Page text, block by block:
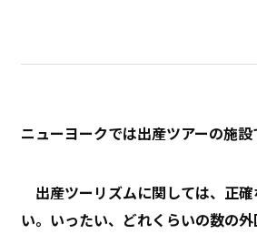
ニューヨークでは出産ツアーの施
出産ツーリズムに関しては、正
い。いったい、どれくらいの数の